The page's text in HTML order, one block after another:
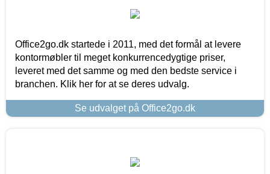
Office2go.dk startede i 2011, med det formål at levere
kontormøbler til meget konkurrencedygtige priser,
leveret med det samme og med den bedste service i
branchen. Klik her for at se deres udvalg.
Se udvalget på Office2go.dk